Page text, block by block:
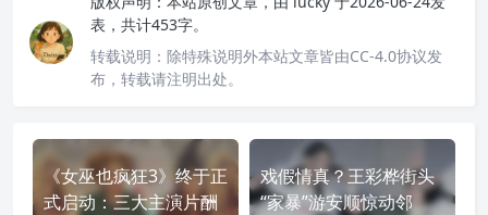
表，共计453字。
转载说明： 除特殊说明外本站文章皆由CC-4.0协议发
布，转载请注明出处。
《女巫也疯狂3》终于正
式启动：三大主演片酬
戏假情真？王彩桦街头
“家暴”游安顺惊动邻